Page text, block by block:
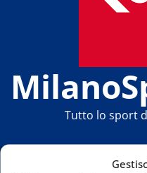
Tutto lo sport